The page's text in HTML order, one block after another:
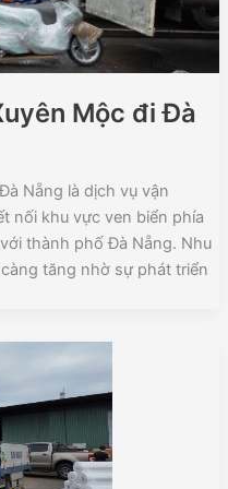
Mộc đi Đà
Nẵng là dịch vụ vận
nối khu vực ven biển phía
thành phố Đà Nẵng. Nhu
tăng nhờ sự phát triển